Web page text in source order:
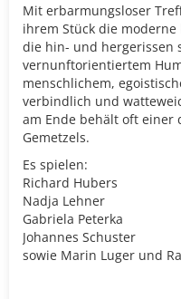
Mit erbarmungsloser
ihrem Stück die
die hin- und hergerissen
vernunftorientiertem
menschlichem,
verbindlich und
am Ende behält oft einer
Gemetzels.
Es spielen:
Richard Hubers
Nadja Lehner
Gabriela Peterka
Johannes Schuster
sowie Marin Luger und